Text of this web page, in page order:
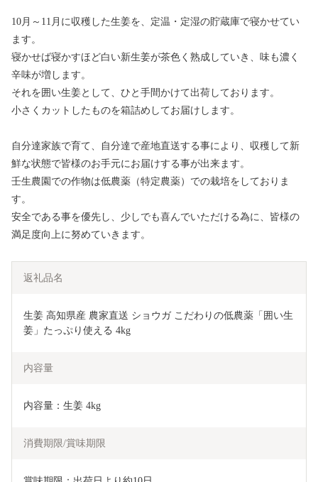
10月～11月に収穫した生姜を、定温・定湿の貯蔵庫で寝かせてい
ます。
寝かせば寝かすほど白い新生姜が茶色く熟成していき、味も濃く
辛味が増します。
それを囲い生姜として、ひと手間かけて出荷しております。
小さくカットしたものを箱詰めしてお届けします。
自分達家族で育て、自分達で産地直送する事により、収穫して新
鮮な状態で皆様のお手元にお届けする事が出来ます。
壬生農園での作物は低農薬（特定農薬）での栽培をしておりま
す。
安全である事を優先し、少しでも喜んでいただける為に、皆様の
満足度向上に努めていきます。
返礼品名
生姜 高知県産 農家直送 ショウガ こだわりの低農薬「囲い生
姜」たっぷり使える 4kg
内容量
内容量：生姜 4kg
消費期限/賞味期限